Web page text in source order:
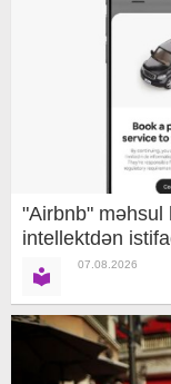
"Airbnb" məhsul
intellektdən
07.08.2026